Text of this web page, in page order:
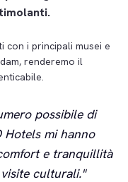
con i principali musei e
renderemo il
possibile di
Hotels mi hanno
e tranquillità
culturali.